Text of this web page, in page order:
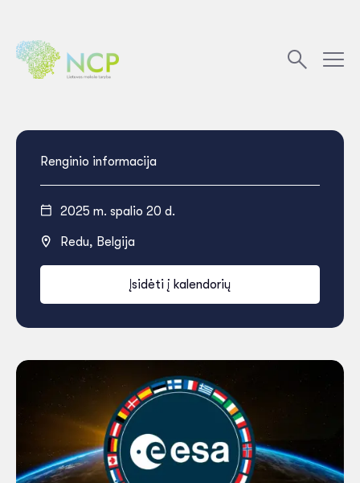
Renginio informacija
2025 m. spalio 20 d.
Redu, Belgija
Įsidėti į kalendorių